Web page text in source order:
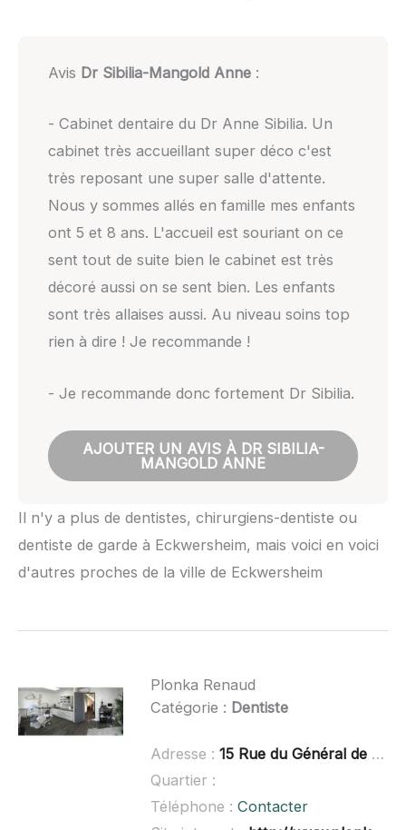
Avis Dr Sibilia-Mangold Anne:
- Cabinet dentaire du Dr Anne Sibilia. Un
cabinet très accueillant super déco c'est
très reposant une super salle d'attente.
Nous y sommes allés en famille mes enfants
ont 5 et 8 ans. L'accueil est souriant on ce
sent tout de suite bien le cabinet est très
décoré aussi on se sent bien. Les enfants
sont très allaises aussi. Au niveau soins top
rien à dire ! Je recommande !
- Je recommande donc fortement Dr Sibilia.
AJOUTER UN AVIS À DR SIBILIA-
MANGOLD ANNE
Il n'y a plus de dentistes, chirurgiens-dentiste ou
dentiste de garde à Eckwersheim, mais voici en voici
d'autres proches de la ville de Eckwersheim
Plonka Renaud
Catégorie : Dentiste
Adresse : 15 Rue du Général de Gaulle, 67590 Schweighouse-sur-Moder
Quartier :
Téléphone : Contacter